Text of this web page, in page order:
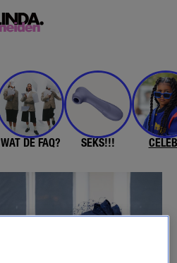
WAT DE FAQ? SEKS!!!